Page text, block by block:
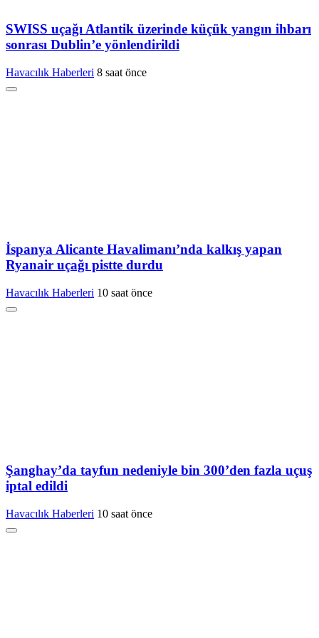
SWISS uçağı Atlantik üzerinde küçük yangın ihbarı
sonrası Dublin’e yönlendirildi
Havacılık Haberleri 8 saat önce
İspanya Alicante Havalimanı’nda kalkış yapan
Ryanair uçağı pistte durdu
Havacılık Haberleri 10 saat önce
Şanghay’da tayfun nedeniyle bin 300’den fazla uçuş
iptal edildi
Havacılık Haberleri 10 saat önce